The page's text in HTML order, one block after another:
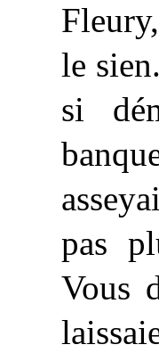
le sien.
si
pas
Vous